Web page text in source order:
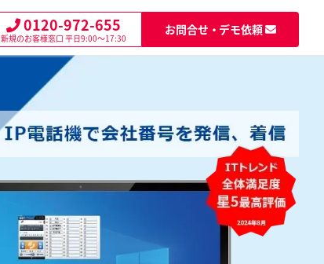
0120-972-655
新規のお客様窓口 平日9:00～17:30
お問合せ・デモ依頼